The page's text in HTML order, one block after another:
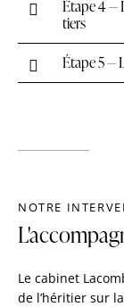
Étape 4 —
tiers
Étape 5 —
NOTRE
Le cabinet
de l’héritier sur